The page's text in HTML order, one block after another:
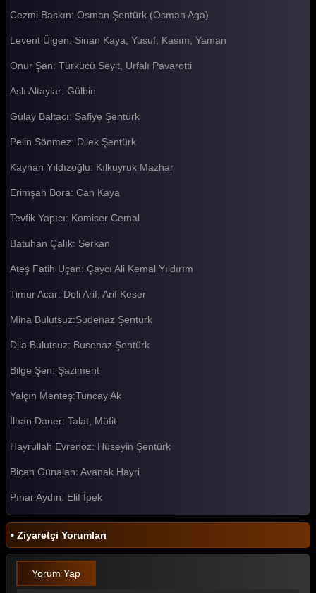
Akasya Durağı 132. Bölüm
Akasya Durağı 131. Bölüm
Akasya Durağı 130. Bölüm
Akasya Durağı 129. Bölüm
Akasya Durağı 128. Bölüm
Akasya Durağı 127. Bölüm
Akasya Durağı 126. Bölüm
Akasya Durağı 125. Bölüm
Akasya Durağı 124. Bölüm
Akasya Durağı 123. Bölüm
Akasya Durağı 122. Bölüm
Akasya Durağı 121. Bölüm
Akasya Durağı 120. Bölüm
Akasya Durağı 119. Bölüm
Akasya Durağı 118. Bölüm
Akasya Durağı 117. Bölüm
Akasya Durağı 116. Bölüm
Akasya Durağı 115. Bölüm
Akasya Durağı 114. Bölüm
Akasya Durağı 113. Bölüm
Akasya Durağı 112. Bölüm
Akasya Durağı 111. Bölüm
Akasya Durağı 110. Bölüm
Cezmi Baskın: Osman Şentürk (Osman Aga)
Levent Ülgen: Sinan Kaya, Yusuf, Kasım, Yaman
Onur Şan: Türkücü Seyit, Urfalı Pavarotti
Aslı Altaylar: Gülbin
Gülay Baltacı: Safiye Şentürk
Pelin Sönmez: Dilek Şentürk
Kayhan Yıldızoğlu: Kılkuyruk Mazhar
Erimşah Bora: Can Kaya
Tevfik Yapıcı: Komiser Cemal
Batuhan Çalık: Serkan
Ateş Fatih Uçan: Çaycı Ali Kemal Yıldırım
Timur Acar: Deli Arif, Arif Keser
Mina Bulutsuz:Sudenaz Şentürk
Dila Bulutsuz: Busenaz Şentürk
Bilge Şen: Şaziment
Yalçın Menteş:Tuncay Ak
İlhan Daner: Talat, Müfit
Hayrullah Evrenöz: Hüseyin Şentürk
Bican Günalan: Avanak Hayri
Pınar Aydın: Elif İpek
• Ziyaretçi Yorumları
Yorum Yap